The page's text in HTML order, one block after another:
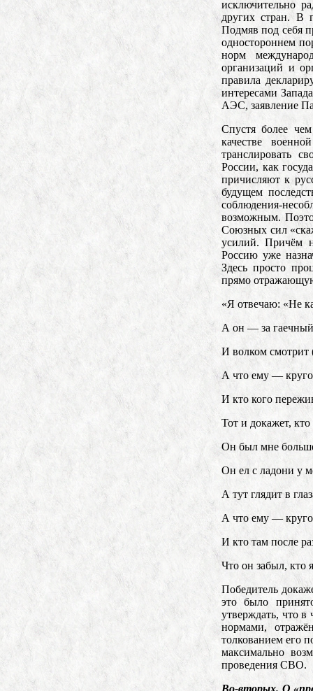
исключительно
других стран. В
Подмяв под себя
одностороннем
норм
организаций и
правила
интересами
АЭС, заявление
Спустя более
качестве
транслировать
России, как
причисляют к
будущем
соблюдения-
возможным.
Союзных сил
усилий. Причём
Россию уже
Здесь просто
прямо
«Я отвечаю: «Не
А он — за
И волком смотрит
А что ему —
И кто кого
Тот и докажет,
Он был мне
Он ел с ладони у
А тут глядит в
А что ему —
И кто там после
Что он забыл, кто
Победитель
это было
утверждать, что в
нормами,
толкованием его
максимально
проведения СВО.
Во-вторых. О